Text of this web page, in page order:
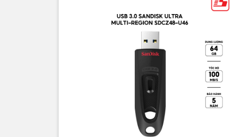
Thương hiệu
Dung lượng
Cổng giao tiếp
Tốc độ đọc